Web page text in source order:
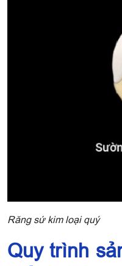
Răng sứ kim loại quý
Quy trình